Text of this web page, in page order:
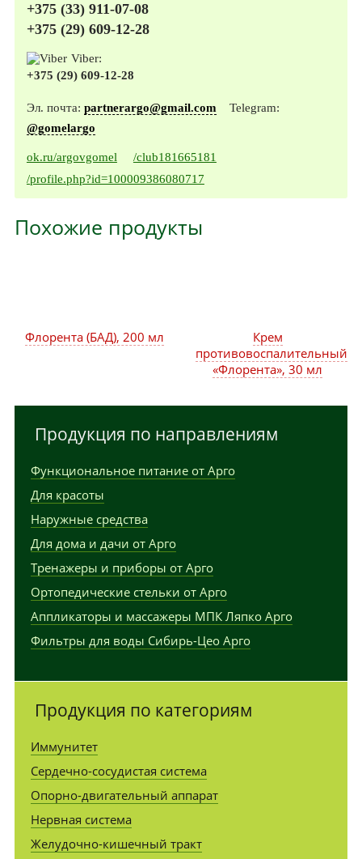
+375 (33) 911-07-08
+375 (29) 609-12-28
Viber:
+375 (29) 609-12-28
Эл. почта: partnerargo@gmail.com Telegram:
@gomelargo
ok.ru/argovgomel
/club181665181
/profile.php?id=100009386080717
Похожие продукты
Флорента (БАД), 200 мл
Крем
противовоспалительный
«Флорента», 30 мл
Продукция по направлениям
Функциональное питание от Арго
Для красоты
Наружные средства
Для дома и дачи от Арго
Тренажеры и приборы от Арго
Ортопедические стельки от Арго
Аппликаторы и массажеры МПК Ляпко Арго
Фильтры для воды Сибирь-Цео Арго
Продукция по категориям
Иммунитет
Сердечно-сосудистая система
Опорно-двигательный аппарат
Нервная система
Желудочно-кишечный тракт